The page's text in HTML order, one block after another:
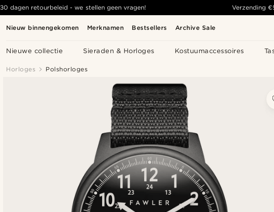
Nieuw binnengekomen Merknamen Bestsellers Archive Sale
Nieuwe collectie Sieraden & Horloges Kostuumaccessoires
30 dagen retourbeleid - we stellen geen vragen! Verzending
Horloges Polshorloges